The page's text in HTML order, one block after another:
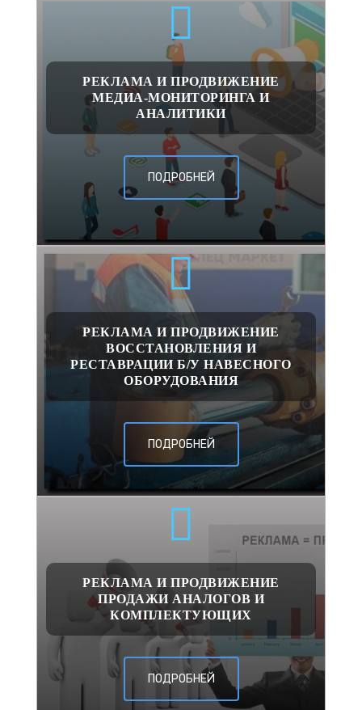
РЕКЛАМА И ПРОДВИЖЕНИЕ
МЕДИА-МОНИТОРИНГА И
АНАЛИТИКИ
ПОДРОБНЕЙ
РЕКЛАМА И ПРОДВИЖЕНИЕ
ВОССТАНОВЛЕНИЯ И
РЕСТАВРАЦИИ Б/У НАВЕСНОГО
ОБОРУДОВАНИЯ
ПОДРОБНЕЙ
РЕКЛАМА И ПРОДВИЖЕНИЕ
ПРОДАЖИ АНАЛОГОВ И
КОМПЛЕКТУЮЩИХ
ПОДРОБНЕЙ